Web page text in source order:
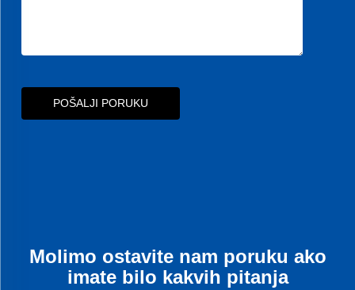
POŠALJI PORUKU
Molimo ostavite nam poruku ako
imate bilo kakvih pitanja